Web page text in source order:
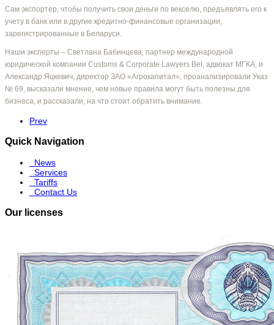
Сам экспортер, чтобы получить свои деньги по векселю, предъявлять его к
учету в банк или в другие кредитно-финансовые организации,
зарегистрированные в Беларуси.
Наши эксперты – Светлана Бабинцева, партнер международной
юридической компании Customs & Corporate Lawyers Bel, адвокат МГКА, и
Александр Яцкевич, директор ЗАО «Агрокапитал», проанализировали Указ
№ 69, высказали мнение, чем новые правила могут быть полезны для
бизнеса, и рассказали, на что стоит обратить внимание.
Prev
Quick Navigation
News
Services
Tariffs
Contact Us
Our licenses